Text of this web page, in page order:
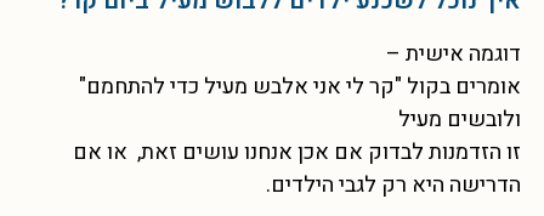
דוגמה אישית –
אומרים בקול "קר לי אני אלבש מעיל כדי להתחמם"
ולובשים מעיל
זו הזדמנות לבדוק אם אכן אנחנו עושים זאת, או אם
הדרישה היא רק לגבי הילדים.